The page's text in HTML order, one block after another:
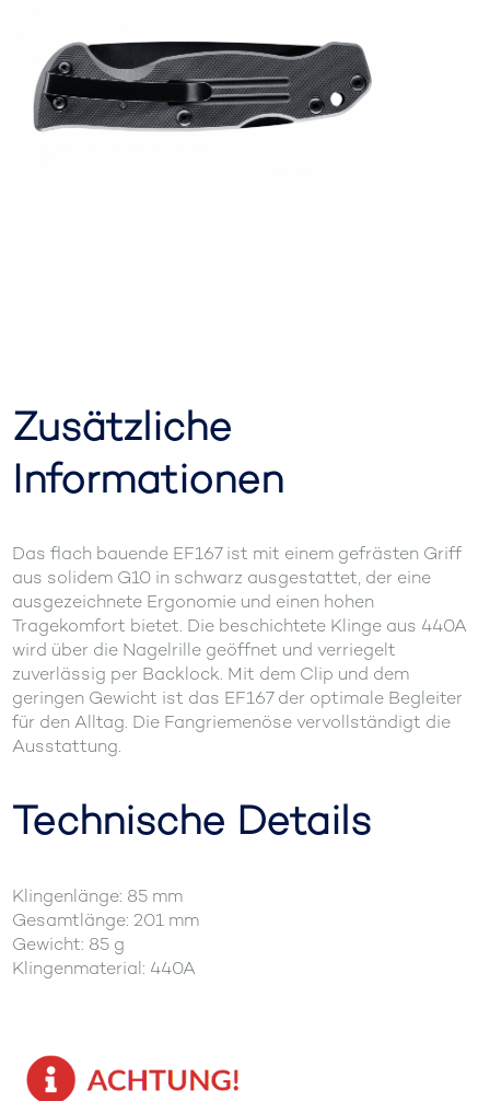
Zusätzliche
Informationen
Das flach bauende EF167 ist mit einem gefrästen Griff
aus solidem G10 in schwarz ausgestattet, der eine
ausgezeichnete Ergonomie und einen hohen
Tragekomfort bietet. Die beschichtete Klinge aus 440A
wird über die Nagelrille geöffnet und verriegelt
zuverlässig per Backlock. Mit dem Clip und dem
geringen Gewicht ist das EF167 der optimale Begleiter
für den Alltag. Die Fangriemenöse vervollständigt die
Ausstattung.
Technische Details
Klingenlänge: 85 mm
Gesamtlänge: 201 mm
Gewicht: 85 g
Klingenmaterial: 440A